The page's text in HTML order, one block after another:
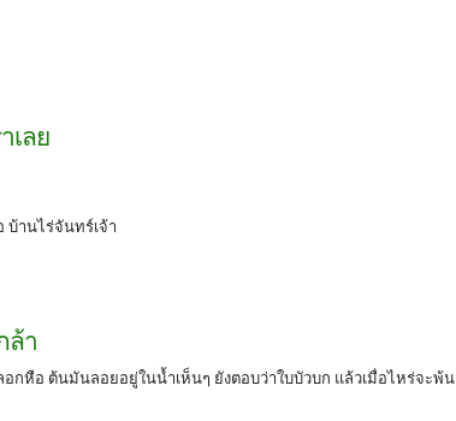
เลย
บ้านไร่จันทร์เจ้า
ล้า
อกหือ ต้นมันลอยอยู่ในน้ำเห็นๆ ยังตอบว่าใบบัวบก แล้วเมื่อไหร่จะพ้น